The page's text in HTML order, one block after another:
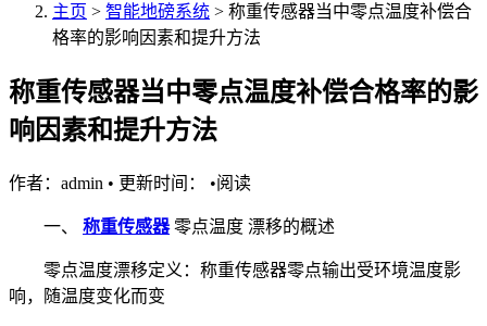
主页 > 智能地磅系统 > 称重传感器当中零点温度补偿合
格率的影响因素和提升方法
称重传感器当中零点温度补偿合格率的影
响因素和提升方法
作者：admin • 更新时间： •阅读
一、 称重传感器零点温度 漂移的概述
零点温度漂移定义：称重传感器零点输出受环境温度影
响，随温度变化而变